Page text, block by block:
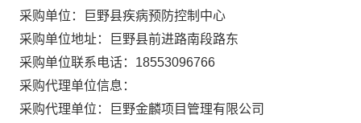
采购单位：巨野县疾病预防控制中心
采购单位地址：巨野县前进路南段路东
采购单位联系电话：18553096766
采购代理单位信息：
采购代理单位：巨野金麟项目管理有限公司